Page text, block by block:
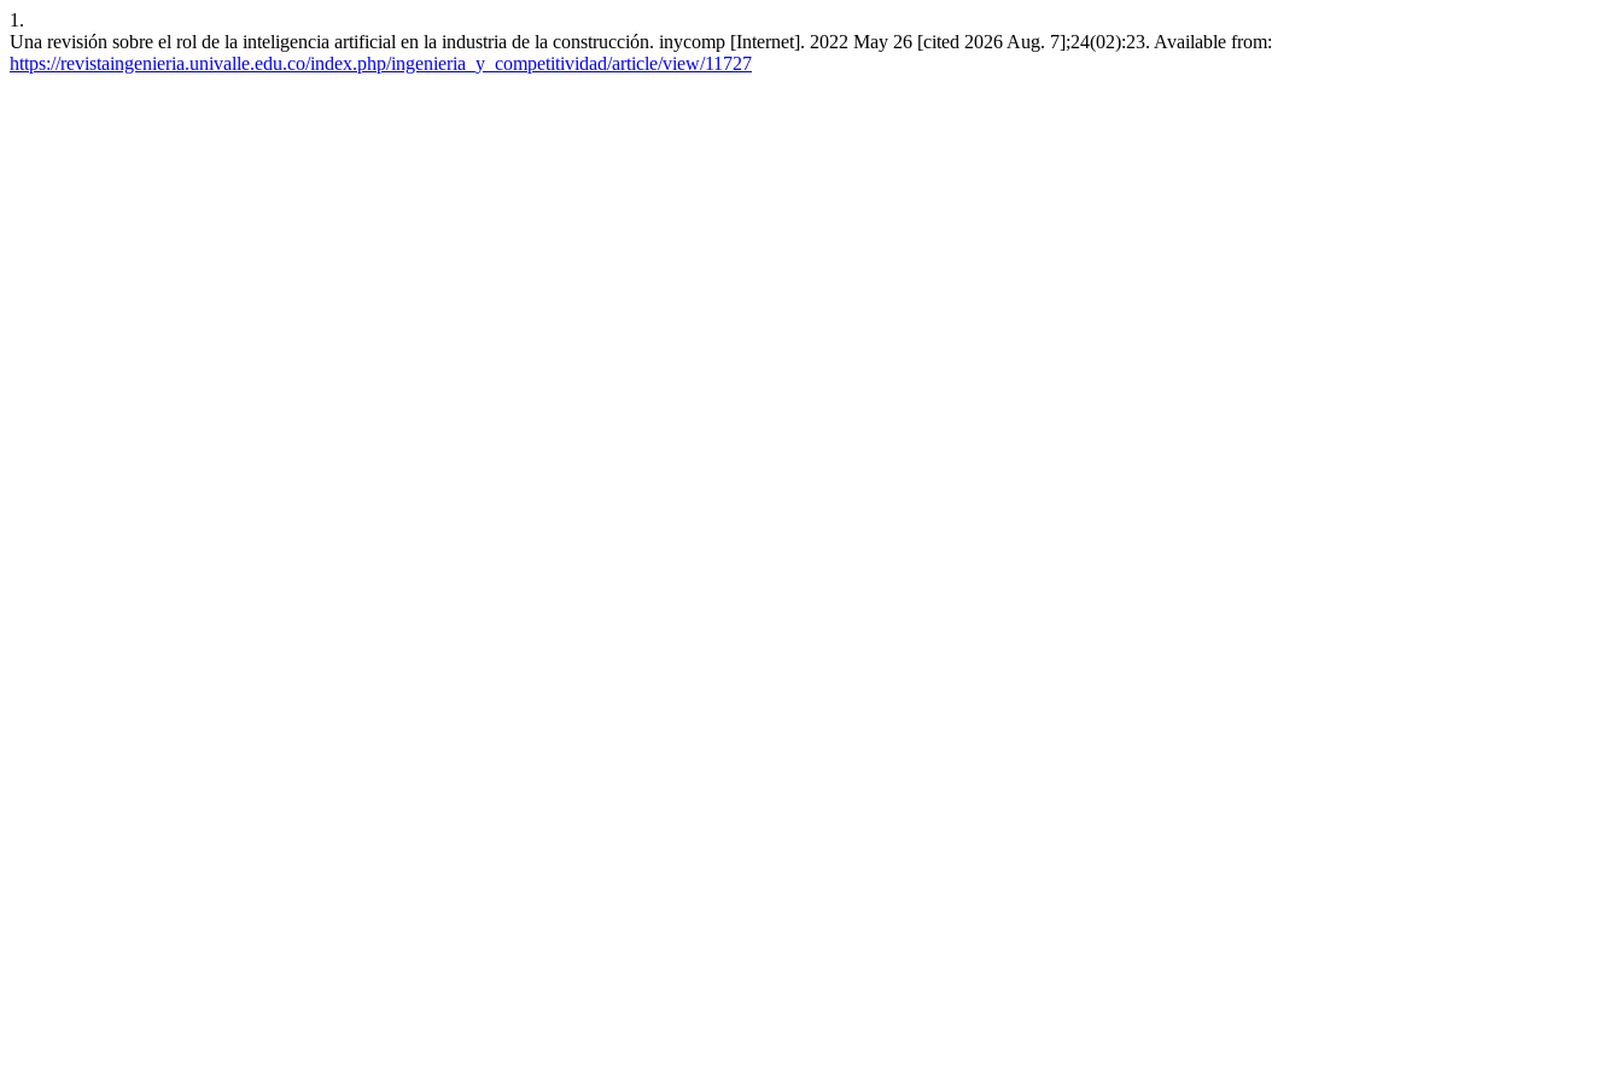
1.
Una revisión sobre el rol de la inteligencia artificial en la industria de la construcción. inycomp [Internet]. 2022 May 26 [cited 2026 Aug. 7];24(02):23. Available from:
https://revistaingenieria.univalle.edu.co/index.php/ingenieria_y_competitividad/article/view/11727